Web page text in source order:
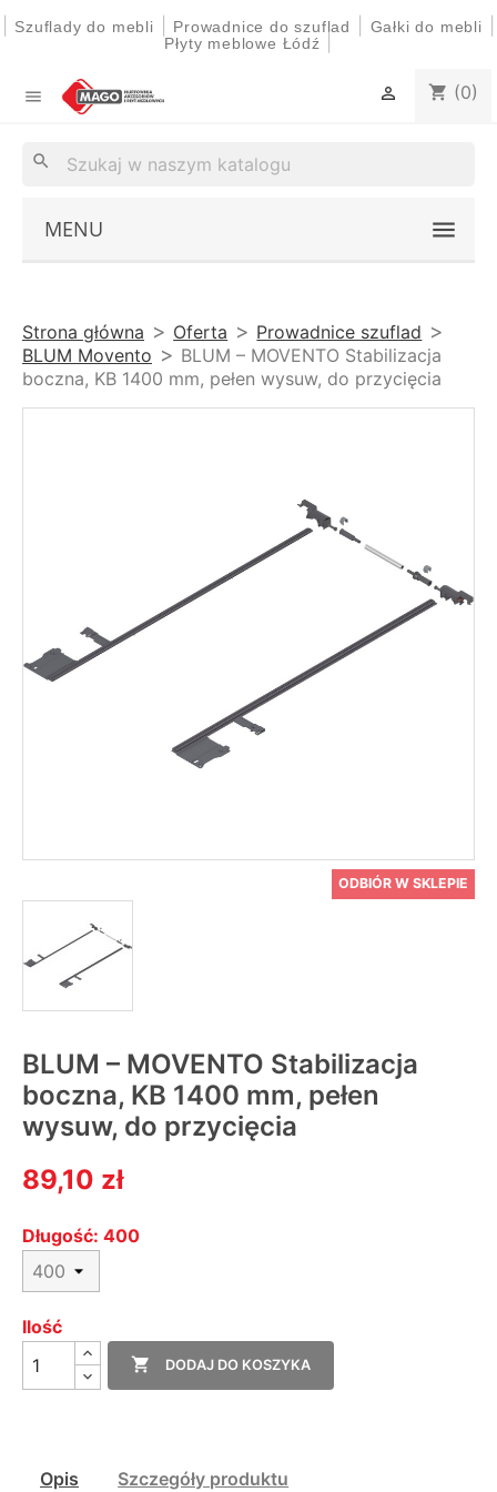
Szuflady do mebli Prowadnice do szuflad Gałki do mebli
Płyty meblowe Łódź
 shopping_cart (0)

search
MENU
Strona główna Oferta
Prowadnice szuflad
BLUM Movento
BLUM – MOVENTO Stabilizacja
boczna, KB 1400 mm, pełen wysuw, do przycięcia
ODBIÓR W SKLEPIE
BLUM – MOVENTO Stabilizacja
boczna, KB 1400 mm, pełen
wysuw, do przycięcia
89,10 zł
Długość: 400
Ilość
 DODAJ DO KOSZYKA
Opis Szczegóły produktu